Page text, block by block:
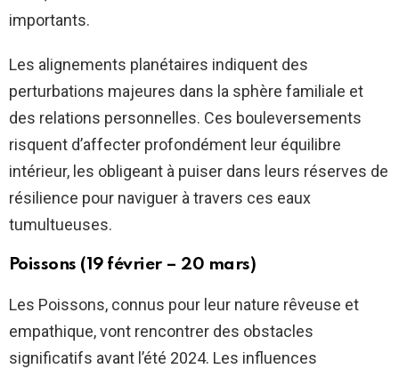
importants.
Les alignements planétaires indiquent des
perturbations majeures dans la sphère familiale et
des relations personnelles. Ces bouleversements
risquent d’affecter profondément leur équilibre
intérieur, les obligeant à puiser dans leurs réserves de
résilience pour naviguer à travers ces eaux
tumultueuses.
Poissons (19 février – 20 mars)
Les Poissons, connus pour leur nature rêveuse et
empathique, vont rencontrer des obstacles
significatifs avant l’été 2024. Les influences